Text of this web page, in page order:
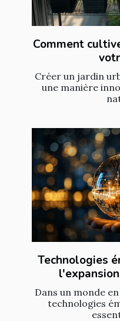
Comment
Créer un jardin
une manière
Technologies
Dans un monde
technologies